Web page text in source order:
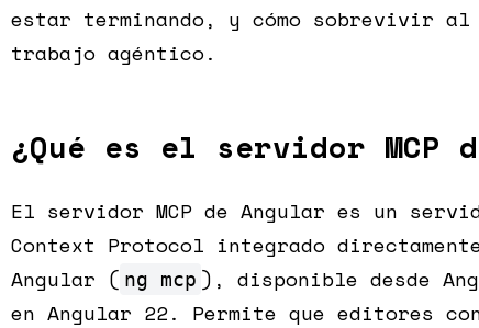
estar terminando, y cómo sobrevivir
trabajo agéntico.
¿Qué es el servidor MCP
El servidor MCP de Angular es un
Context Protocol integrado
Angular ( ng mcp ), disponible desde
en Angular 22. Permite que editores